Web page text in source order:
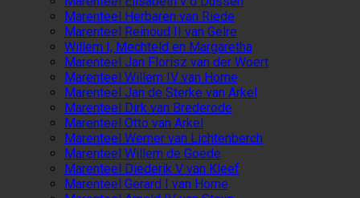
Marenteel Herbaren van Riede
Marenteel Reinoud II van Gelre
Willem I, Mechteld en Margaretha
Marenteel Jan Florisz van der Woert
Marenteel Willem IV van Horne
Marenteel Jan de Sterke van Arkel
Marenteel Dirk van Brederode
Marenteel Otto van Arkel
Marenteel Werner van Lichtenberch
Marenteel Willem de Goede
Marenteel Diederik V van Kleef
Marenteel Gerard I van Horne